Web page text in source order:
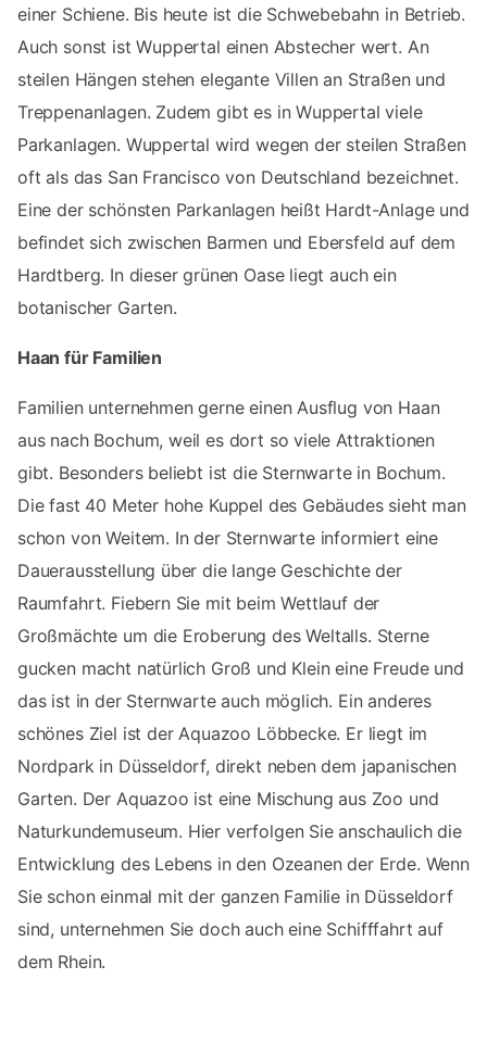
einer Schiene. Bis heute ist die Schwebebahn in Betrieb.
Auch sonst ist Wuppertal einen Abstecher wert. An
steilen Hängen stehen elegante Villen an Straßen und
Treppenanlagen. Zudem gibt es in Wuppertal viele
Parkanlagen. Wuppertal wird wegen der steilen Straßen
oft als das San Francisco von Deutschland bezeichnet.
Eine der schönsten Parkanlagen heißt Hardt-Anlage und
befindet sich zwischen Barmen und Ebersfeld auf dem
Hardtberg. In dieser grünen Oase liegt auch ein
botanischer Garten.
Haan für Familien
Familien unternehmen gerne einen Ausflug von Haan
aus nach Bochum, weil es dort so viele Attraktionen
gibt. Besonders beliebt ist die Sternwarte in Bochum.
Die fast 40 Meter hohe Kuppel des Gebäudes sieht man
schon von Weitem. In der Sternwarte informiert eine
Dauerausstellung über die lange Geschichte der
Raumfahrt. Fiebern Sie mit beim Wettlauf der
Großmächte um die Eroberung des Weltalls. Sterne
gucken macht natürlich Groß und Klein eine Freude und
das ist in der Sternwarte auch möglich. Ein anderes
schönes Ziel ist der Aquazoo Löbbecke. Er liegt im
Nordpark in Düsseldorf, direkt neben dem japanischen
Garten. Der Aquazoo ist eine Mischung aus Zoo und
Naturkundemuseum. Hier verfolgen Sie anschaulich die
Entwicklung des Lebens in den Ozeanen der Erde. Wenn
Sie schon einmal mit der ganzen Familie in Düsseldorf
sind, unternehmen Sie doch auch eine Schifffahrt auf
dem Rhein.